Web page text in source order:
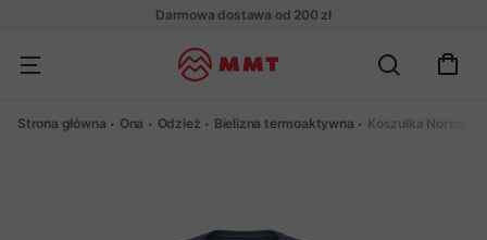
Darmowa dostawa od 200 zł
Strona główna Ona Odzież Bielizna termoaktywna Koszulka Norrona